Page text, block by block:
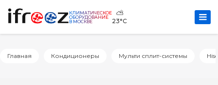
КЛИМАТИЧЕСКОЕ
ОБОРУДОВАНИЕ
В МОСКВЕ
⛅
23°C
Главная Кондиционеры Мульти сплит-системы